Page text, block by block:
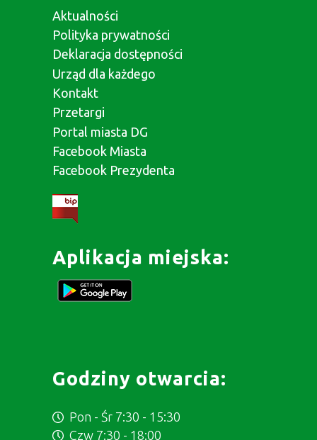
Aktualności
Polityka prywatności
Deklaracja dostępności
Urząd dla każdego
Kontakt
Przetargi
Portal miasta DG
Facebook Miasta
Facebook Prezydenta
Aplikacja miejska:
Godziny otwarcia:
Pon - Śr 7:30 - 15:30
Czw 7:30 - 18:00